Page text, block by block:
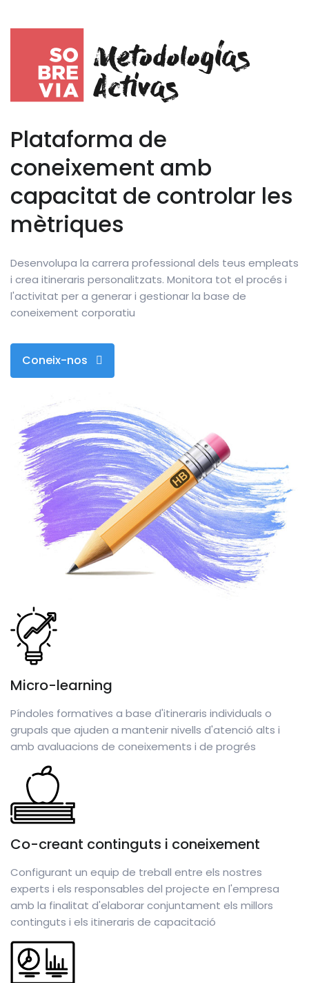
Plataforma de
coneixement amb
capacitat de controlar les
mètriques
Desenvolupa la carrera professional dels teus empleats
i crea itineraris personalitzats. Monitora tot el procés i
l'activitat per a generar i gestionar la base de
coneixement corporatiu
Coneix-nos
Micro-learning
Píndoles formatives a base d'itineraris individuals o
grupals que ajuden a mantenir nivells d'atenció alts i
amb avaluacions de coneixements i de progrés
Co-creant continguts i coneixement
Configurant un equip de treball entre els nostres
experts i els responsables del projecte en l'empresa
amb la finalitat d'elaborar conjuntament els millors
continguts i els itineraris de capacitació